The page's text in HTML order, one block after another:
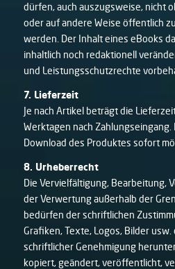
dürfen, auch auszugsweise, nicht
oder auf andere Weise öffentlich
werden. Der Inhalt eines eBooks
inhaltlich noch redaktionell
und Leistungsschutzrechte
7. Lieferzeit
Je nach Artikel beträgt die
Werktagen nach
Download des Produktes sofort
8. Urheberrecht
Die Vervielfältigung, Bearbeitung,
der Verwertung außerhalb der
bedürfen der schriftlichen
Grafiken, Texte, Logos, Bilder
schriftlicher Genehmigung
kopiert, geändert, veröffentlicht,